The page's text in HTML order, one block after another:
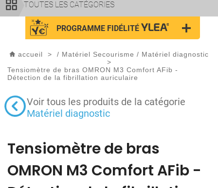
TOUTES LES CATÉGORIES
PROGRAMME FIDÉLITÉ
accueil > / Matériel Secourisme / Matériel diagnostic
>
Tensiomètre de bras OMRON M3 Comfort AFib -
Détection de la fibrillation auriculaire
Voir tous les produits de la catégorie
Matériel diagnostic
Tensiomètre de bras
OMRON M3 Comfort AFib -